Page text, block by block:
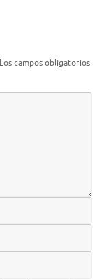
Los campos obligatorios